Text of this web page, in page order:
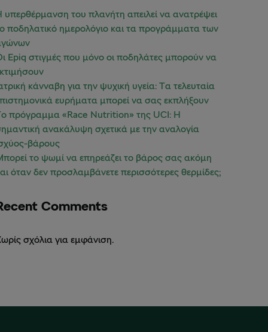
υπερθέρμανση του πλανήτη απειλεί να ανατρέψει
ποδηλατικό ημερολόγιο και τα προγράμματα των
Epiq στιγμές που μόνο οι ποδηλάτες μπορούν να
κάνναβη για την ψυχική υγεία: Τα τελευταία
ευρήματα μπορεί να σας εκπλήξουν
πρόγραμμα «Race Nutrition» της UCI: Η
ανακάλυψη σχετικά με την αναλογία
βάρους
το ψωμί να επηρεάζει το βάρος σας ακόμη
όταν δεν προσλαμβάνετε περισσότερες θερμίδες;
Comments
σχόλια για εμφάνιση.